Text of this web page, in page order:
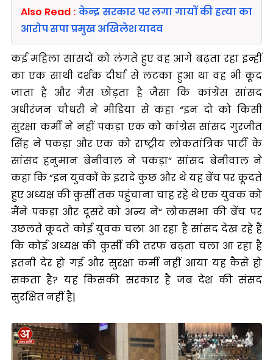
Also Read : केन्द्र सरकार पर लगा गायों की हत्या का
आरोप सपा प्रमुख अखिलेश यादव
कई महिला सांसदों को लंगते हुए वह आगे बढ़ता रहा इन्हीं
का एक साथी दर्शक दीर्घा से लटका हुआ था वह भी कूद
जाता है और गैस छोड़ता है जैसा कि कांग्रेस सांसद
अधीरंजन चौधरी ने मीडिया से कहा “इन दो को किसी
सुरक्षा कर्मी ने नहीं पकड़ा एक को कांग्रेस सांसद गुरजीत
सिंह ने पकड़ा और एक को राष्ट्रीय लोकतांत्रिक पार्टी के
सांसद हनुमान बेनीवाल ने पकड़ा” सांसद बेनीवाल ने
कहा कि ”इन युवकों के इरादे कुछ और थे यह बेंच पर कूदते
हुए अध्यक्ष की कुर्सी तक पहुंचाना चाह रहे थे एक युवक को
मैंने पकड़ा और दूसरे को अन्य ने“ लोकसभा की बेंच पर
उछलते कूदते कोई युवक चला आ रहा है सांसद देख रहे हैं
कि कोई अध्यक्ष की कुर्सी की तरफ बढ़ता चला आ रहा है
इतनी देर हो गई और सुरक्षा कर्मी नहीं आया यह कैसे हो
सकता है? यह किसकी सरकार है जब देश की संसद
सुरक्षित नहीं है|